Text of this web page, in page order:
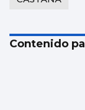
Contenido